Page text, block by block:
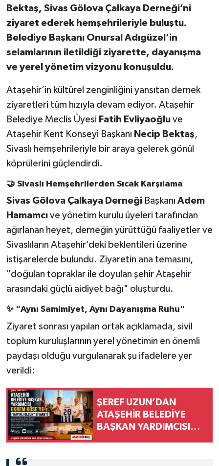
Bektaş, Sivas Gölova Çalkaya Derneği’ni
ziyaret ederek hemşehrileriyle buluştu.
Belediye Başkanı Onursal Adıgüzel’in
selamlarının iletildiği ziyarette, dayanışma
ve yerel yönetim vizyonu konuşuldu.
Ataşehir’in kültürel zenginliğini yansıtan dernek
ziyaretleri tüm hızıyla devam ediyor. Ataşehir
Belediye Meclis Üyesi Fatih Evliyaoğluve
Ataşehir Kent Konseyi Başkanı Necip Bektaş,
Sivaslı hemşehrileriyle bir araya gelerek gönül
köprülerini güçlendirdi.
🤝 Sivaslı Hemşehrilerden Sıcak Karşılama
Sivas Gölova Çalkaya DerneğiBaşkanı Adem
Hamamcıve yönetim kurulu üyeleri tarafından
ağırlanan heyet, derneğin yürüttüğü faaliyetler ve
Sivaslıların Ataşehir’deki beklentileri üzerine
istişarelerde bulundu. Ziyaretin ana temasını,
"doğulan topraklar ile doyulan şehir Ataşehir
arasındaki güçlü aidiyet bağı" oluşturdu.
✨ "Aynı Samimiyet, Aynı Dayanışma Ruhu"
Ziyaret sonrası yapılan ortak açıklamada, sivil
toplum kuruluşlarının yerel yönetimin en önemli
paydaşı olduğu vurgulanarak şu ifadelere yer
verildi:
ŞEREF UZUN’DAN
ATAŞEHİR BELEDİYE
BAŞKAN YARDIMCISI